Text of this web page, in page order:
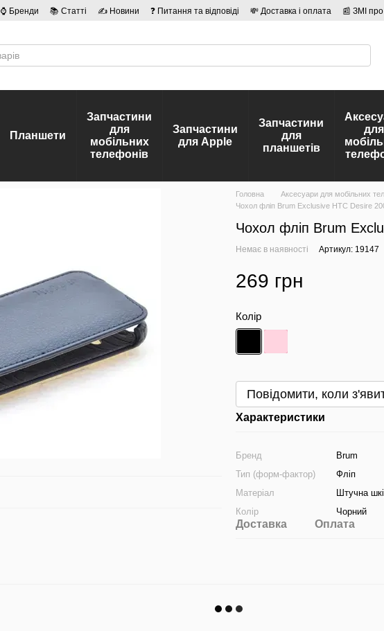
⌚ Бренди 📚 Статті ✍ Новини ❓ Питання та відповіді 💸 Доставка і оплата
📰 ЗМІ
Планшети
Запчастини
для
мобільних
телефонів
Запчастини
для Apple
Запчастини
для
планшетів
для
Головна Аксесуари для мобільних
Чохол фліп Brum Exclusive HTC Desire
Чохол фліп Brum
Немає в наявності Артикул: 19147
269 грн
Колір
Повідомити, коли
Характеристики
Бренд
Brum
Тип (форм-фактор)
Фліп
Матеріал
Штучна
Колір
Чорний
Доставка Оплата